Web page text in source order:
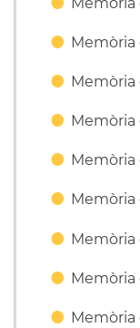
Memòria
Memòria
Memòria
Memòria
Memòria
Memòria
Memòria
Memòria